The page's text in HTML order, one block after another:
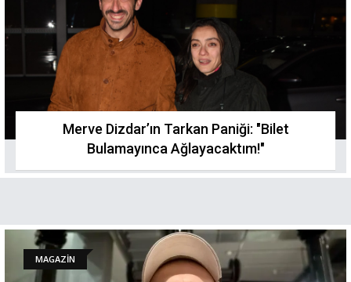
Merve Dizdar’ın Tarkan Paniği: "Bilet
Bulamayınca Ağlayacaktım!"
MAGAZİN